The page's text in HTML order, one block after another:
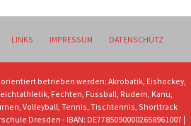
LINKS IMPRESSUM DATENSCHUTZ
betrieben werden: Akrobatik, Eishockey,
Fechten, Fussball, Rudern, Kanu,
Volleyball, Tennis, Tischtennis, Shorttrack
Dresden - IBAN: DE77850900002658961007 |